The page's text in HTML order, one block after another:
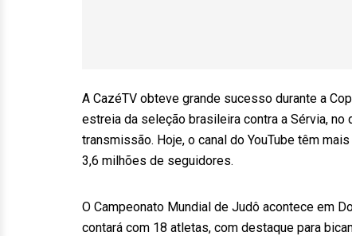
A CazéTV obteve grande sucesso durante a
estreia da seleção brasileira contra a Sérvia,
transmissão. Hoje, o canal do YouTube têm
3,6 milhões de seguidores.
O Campeonato Mundial de Judô acontece em
contará com 18 atletas, com destaque para